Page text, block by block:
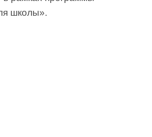
школы».